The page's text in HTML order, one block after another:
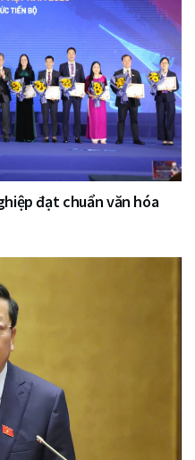
đạt chuẩn văn hóa